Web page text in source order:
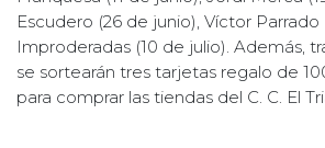
Escudero (26 de junio), Víctor Parrado
Improderadas (10 de julio). Además,
se sortearán tres tarjetas regalo de
para comprar las tiendas del C. C. El